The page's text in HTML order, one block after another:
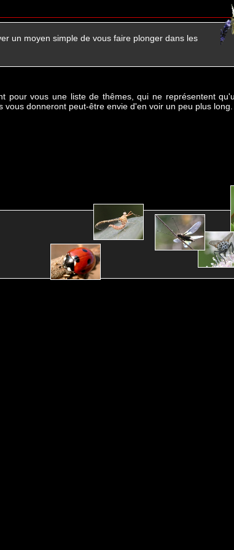
un moyen simple de vous faire plonger dans les
pour vous une liste de thêmes, qui ne représentent
vous donneront peut-être envie d'en voir un peu plus long.